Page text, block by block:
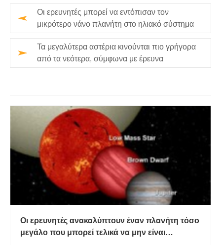
Οι ερευνητές μπορεί να εντόπισαν τον
μικρότερο νάνο πλανήτη στο ηλιακό σύστημα
Τα μεγαλύτερα αστέρια κινούνται πιο γρήγορα
από τα νεότερα, σύμφωνα με έρευνα
Οι ερευνητές ανακαλύπτουν έναν πλανήτη τόσο
μεγάλο που μπορεί τελικά να μην είναι